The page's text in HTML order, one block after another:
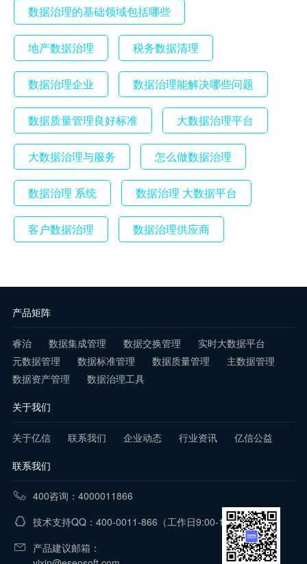
数据治理的基础领域包括哪些
地产数据治理 税务数据清理
数据治理企业 数据治理能解决哪些问题
数据质量管理良好标准 大数据治理平台
大数据治理与服务 怎么做数据治理
数据治理 系统 数据治理 大数据平台
客户数据治理 数据治理供应商
产品矩阵
睿治 数据集成管理 数据交换管理
实时大数据平台
元数据管理
数据标准管理 数据质量管理
主数据管理
数据资产管理
数据治理工具
关于我们
关于亿信 联系我们 企业动态 行业资讯 亿信公益
联系我们
400咨询：4000011866
技术支持QQ：400-0011-866 （工作日9:00-18:00）
产品建议邮箱：